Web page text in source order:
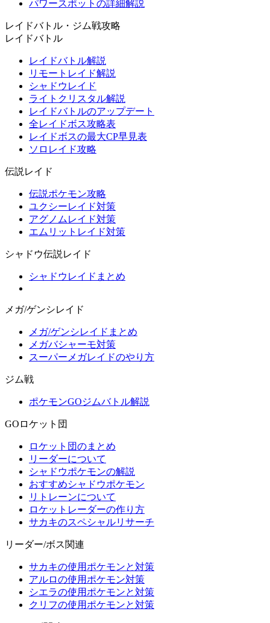
パワースポットの詳細解説
レイドバトル・ジム戦攻略
レイドバトル
レイドバトル解説
リモートレイド解説
シャドウレイド
ライトクリスタル解説
レイドバトルのアップデート
全レイドボス攻略表
レイドボスの最大CP早見表
ソロレイド攻略
伝説レイド
伝説ポケモン攻略
ユクシーレイド対策
アグノムレイド対策
エムリットレイド対策
シャドウ伝説レイド
シャドウレイドまとめ
メガ/ゲンシレイド
メガ/ゲンシレイドまとめ
メガバシャーモ対策
スーパーメガレイドのやり方
ジム戦
ポケモンGOジムバトル解説
GOロケット団
ロケット団のまとめ
リーダーについて
シャドウポケモンの解説
おすすめシャドウポケモン
リトレーンについて
ロケットレーダーの作り方
サカキのスペシャルリサーチ
リーダー/ボス関連
サカキの使用ポケモンと対策
アルロの使用ポケモン対策
シエラの使用ポケモンと対策
クリフの使用ポケモンと対策